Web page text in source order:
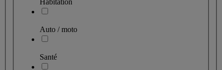
Habitation
Auto / moto
Santé